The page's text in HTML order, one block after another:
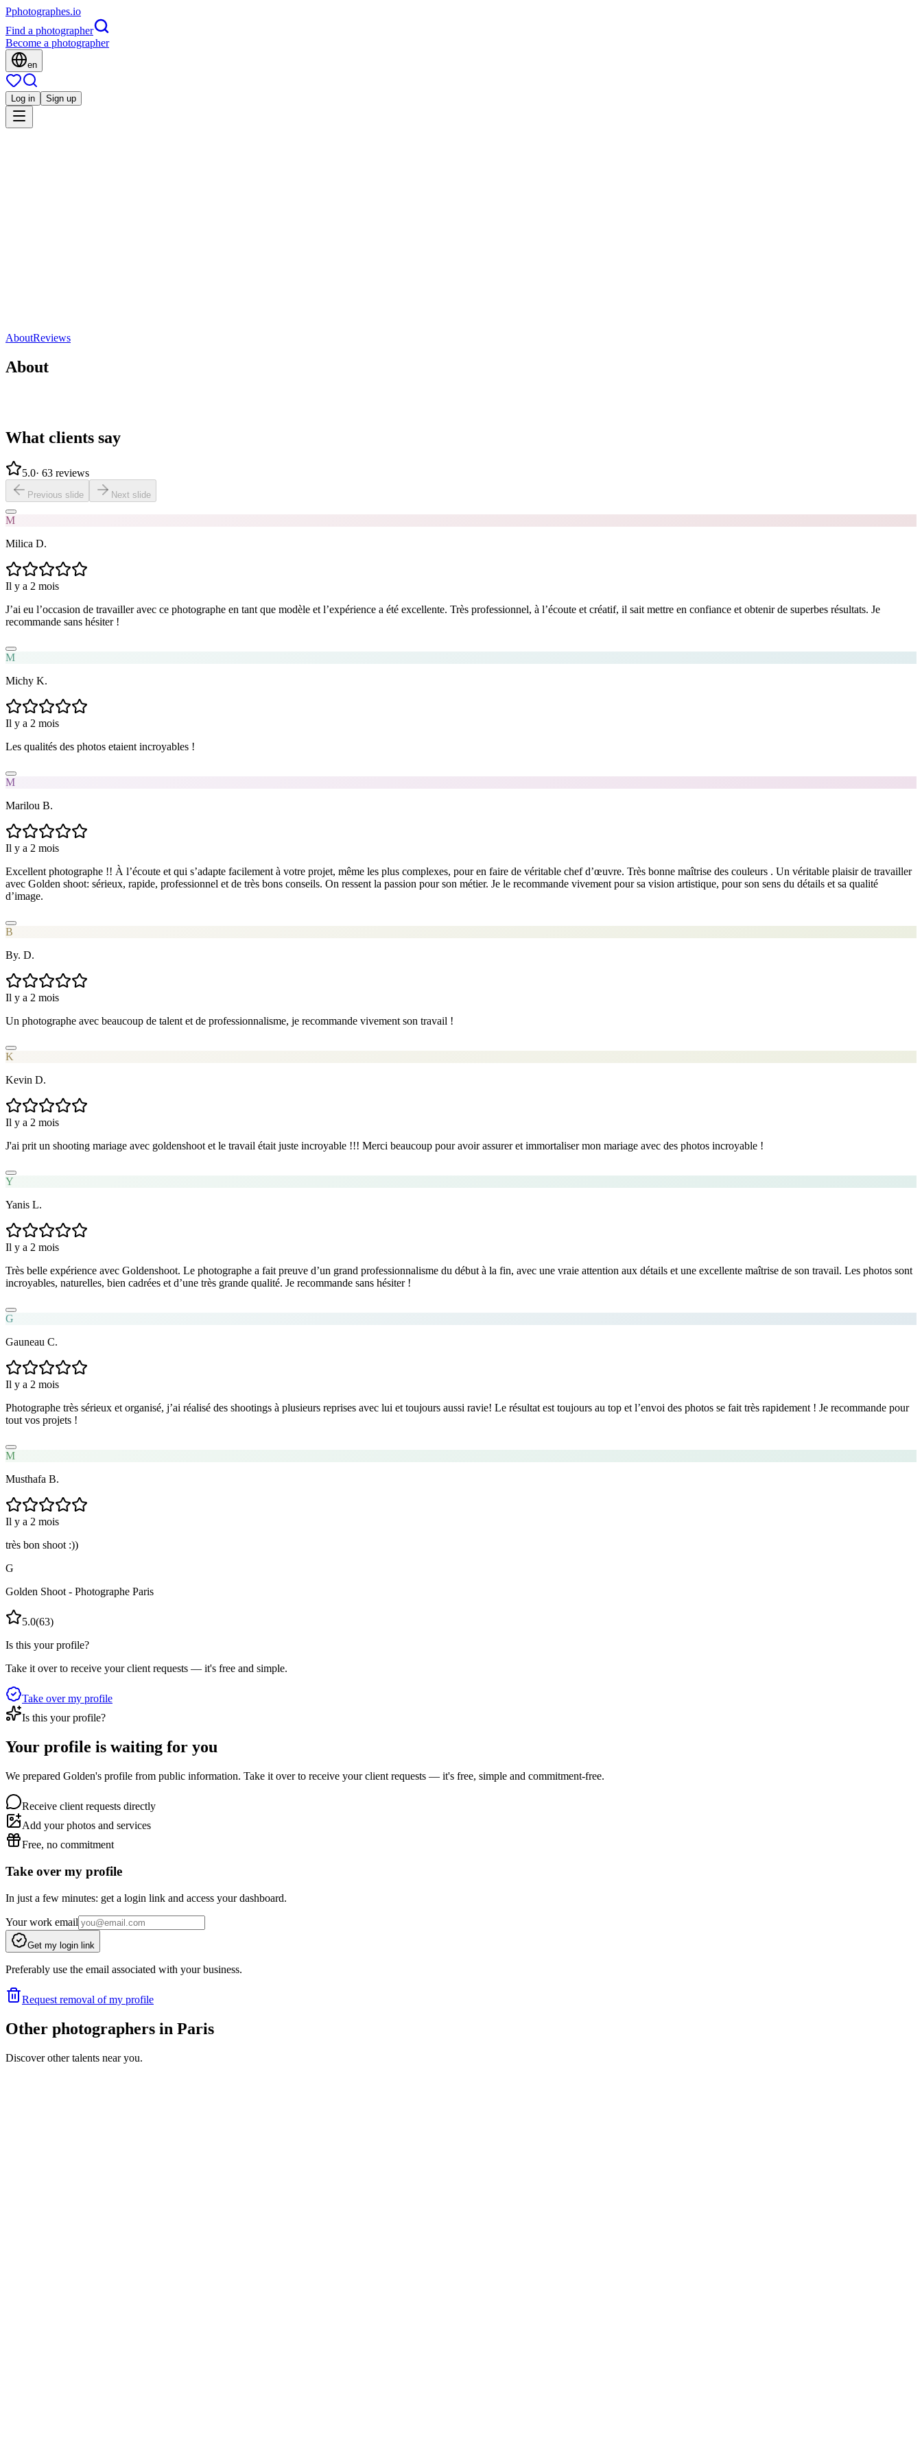
Pphotographes.io
Find a photographer
Become a photographer
en
Log in Sign up
Share
AboutReviews
About
What clients say
5.0· 63 reviews
Previous slide Next slide
M
Milica D.
Il y a 2 mois
J’ai eu l’occasion de travailler avec ce photographe en tant que modèle et l’expérience a été excellente. Très professionnel, à l’écoute et créatif, il sait mettre en confiance et obtenir de superbes résultats. Je
recommande sans hésiter !
M
Michy K.
Il y a 2 mois
Les qualités des photos etaient incroyables !
M
Marilou B.
Il y a 2 mois
Excellent photographe !! À l’écoute et qui s’adapte facilement à votre projet, même les plus complexes, pour en faire de véritable chef d’œuvre. Très bonne maîtrise des couleurs . Un véritable plaisir de travailler
avec Golden shoot: sérieux, rapide, professionnel et de très bons conseils. On ressent la passion pour son métier. Je le recommande vivement pour sa vision artistique, pour son sens du détails et sa qualité
d’image.
B
By. D.
Il y a 2 mois
Un photographe avec beaucoup de talent et de professionnalisme, je recommande vivement son travail !
K
Kevin D.
Il y a 2 mois
J'ai prit un shooting mariage avec goldenshoot et le travail était juste incroyable !!! Merci beaucoup pour avoir assurer et immortaliser mon mariage avec des photos incroyable !
Y
Yanis L.
Il y a 2 mois
Très belle expérience avec Goldenshoot. Le photographe a fait preuve d’un grand professionnalisme du début à la fin, avec une vraie attention aux détails et une excellente maîtrise de son travail. Les photos sont
incroyables, naturelles, bien cadrées et d’une très grande qualité. Je recommande sans hésiter !
G
Gauneau C.
Il y a 2 mois
Photographe très sérieux et organisé, j’ai réalisé des shootings à plusieurs reprises avec lui et toujours aussi ravie! Le résultat est toujours au top et l’envoi des photos se fait très rapidement ! Je recommande pour
tout vos projets !
M
Musthafa B.
Il y a 2 mois
très bon shoot :))
G
Golden Shoot - Photographe Paris
5.0(63)
Is this your profile?
Take it over to receive your client requests — it's free and simple.
Take over my profile
Is this your profile?
Your profile is waiting for you
We prepared Golden's profile from public information. Take it over to receive your client requests — it's free, simple and commitment-free.
Receive client requests directly
Add your photos and services
Free, no commitment
Take over my profile
In just a few minutes: get a login link and access your dashboard.
Your work email
Get my login link
Preferably use the email associated with your business.
Request removal of my profile
Other photographers in Paris
Discover other talents near you.